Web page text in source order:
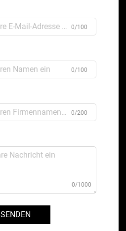
0/100
0/100
0/200
0/1000
SENDEN